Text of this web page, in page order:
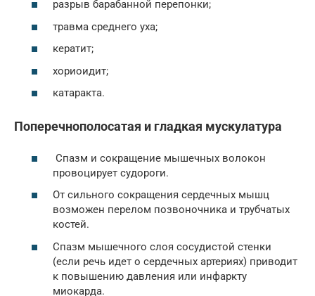
разрыв барабанной перепонки;
травма среднего уха;
кератит;
хориоидит;
катаракта.
Поперечнополосатая и гладкая мускулатура
Спазм и сокращение мышечных волокон
провоцирует судороги.
От сильного сокращения сердечных мышц
возможен перелом позвоночника и трубчатых
костей.
Спазм мышечного слоя сосудистой стенки
(если речь идет о сердечных артериях) приводит
к повышению давления или инфаркту
миокарда.